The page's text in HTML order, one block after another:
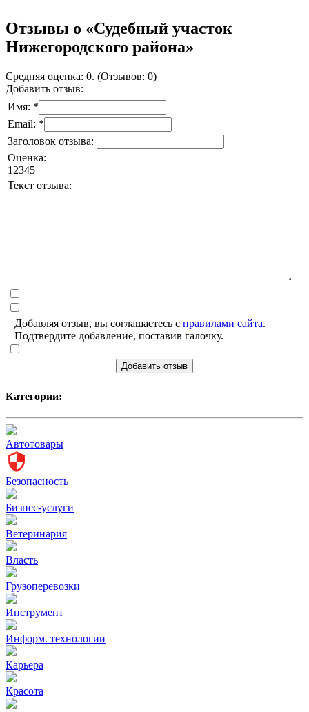
Отзывы о «Судебный участок
Нижегородского района»
Средняя оценка: 0. (Отзывов: 0)
Добавить отзыв:
Имя: *
Email: *
Заголовок отзыва:
Оценка:
1 2345
Текст отзыва:
Добавляя отзыв, вы соглашаетесь с правилами сайта.
Подтвердите добавление, поставив галочку.
Добавить отзыв
Категории:
Автотовары
Безопасность
Бизнес-услуги
Ветеринария
Власть
Грузоперевозки
Инструмент
Информ. технологии
Карьера
Красота